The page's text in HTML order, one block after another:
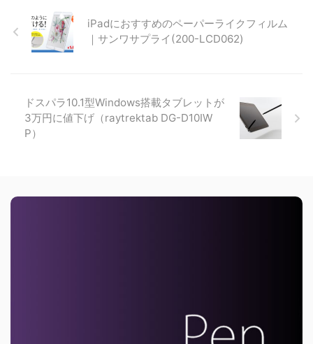
iPadにおすすめのペーパーライクフィルム
｜サンワサプライ(200-LCD062)
ドスパラ10.1型Windows搭載タブレットが
3万円に値下げ（raytrektab DG-D10IW
P）